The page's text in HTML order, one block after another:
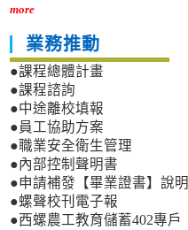
more
業務推動
●課程總體計畫
●課程諮詢
●中途離校填報
●員工協助方案
●職業安全衛生管理
●內部控制聲明書
●申請補發【畢業證書】說明
●螺聲校刊電子報
●西螺農工教育儲蓄402專戶